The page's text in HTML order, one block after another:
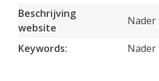
Beschrijving
website
Nader
Keywords: Nader